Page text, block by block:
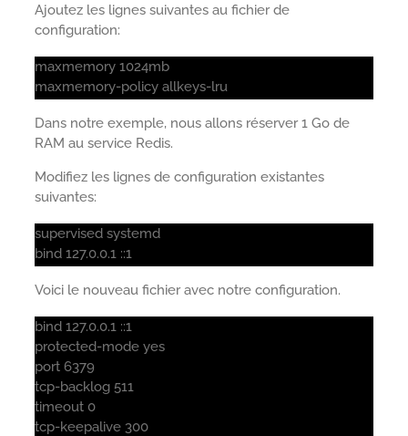
Ajoutez les lignes suivantes au fichier de
configuration:
maxmemory 1024mb
maxmemory-policy allkeys-lru
Dans notre exemple, nous allons réserver 1 Go de
RAM au service Redis.
Modifiez les lignes de configuration existantes
suivantes:
supervised systemd
bind 127.0.0.1 ::1
Voici le nouveau fichier avec notre configuration.
bind 127.0.0.1 ::1
protected-mode yes
port 6379
tcp-backlog 511
timeout 0
tcp-keepalive 300